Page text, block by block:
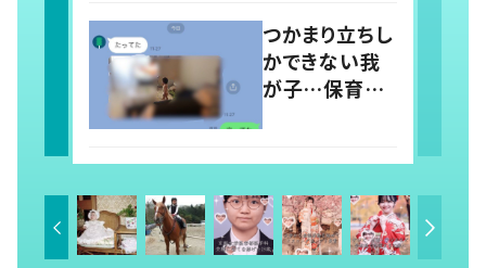
稿すると…多く
の意見が寄せ
られる！
つかまり立ちし
かできない我
が子…保育園
前では頑なに
立たない1歳児
が可愛すぎ
る…！